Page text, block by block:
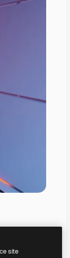
site